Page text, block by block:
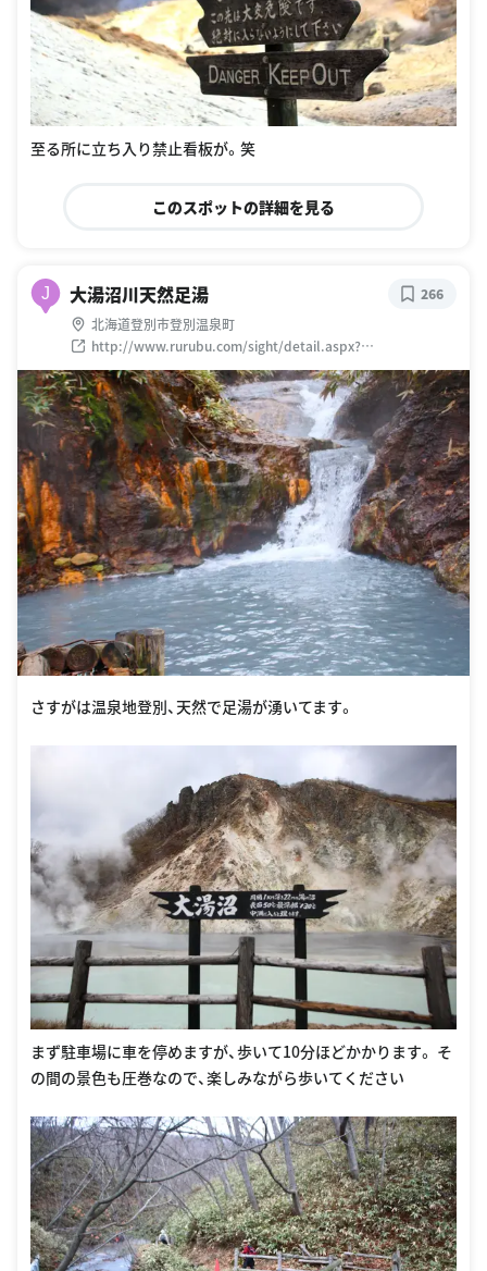
至る所に立ち入り禁止看板が。笑
このスポットの詳細を見る
J 大湯沼川天然足湯
北海道登別市登別温泉町
http://www.rurubu.com/sight/detail.aspx?
BookID=JO010013
266
さすがは温泉地登別、天然で足湯が湧いてます。
まず駐車場に車を停めますが、歩いて10分ほどかかります。 そ
の間の景色も圧巻なので、楽しみながら歩いてください